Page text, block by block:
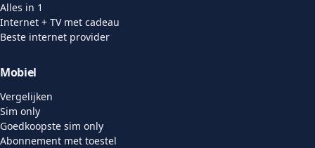
Alles in 1
Internet + TV met cadeau
Beste internet provider
Mobiel
Vergelijken
Sim only
Goedkoopste sim only
Abonnement met toestel